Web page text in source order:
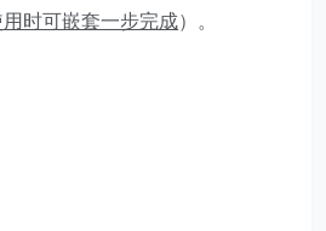
时可嵌套一步完成）。